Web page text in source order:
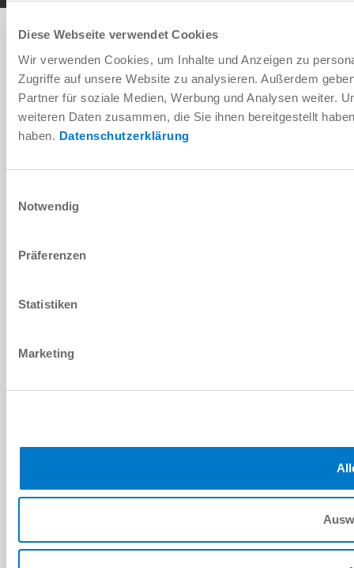
Diese Webseite verwendet Cookies
Wir verwenden Cookies, um Inhalte und Anzeigen zu
Zugriffe auf unsere Website zu analysieren. Außerdem
Partner für soziale Medien, Werbung und Analysen weiter.
weiteren Daten zusammen, die Sie ihnen bereitgestellt
haben. Datenschutzerklärung
Notwendig
Präferenzen
Statistiken
Marketing